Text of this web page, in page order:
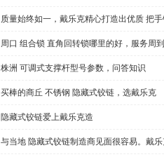
质量始终如一，戴乐克精心打造出优质 把
周口 组合锁 直角回转锁哪里的好，服务周到
株洲 可调式支撑杆型号参数，问答知识
买棒的商丘 不锈钢 隐藏式铰链，选戴乐克
隐藏式铰链爱上戴乐克造
与当地 隐藏式铰链制造商见面很容易。戴